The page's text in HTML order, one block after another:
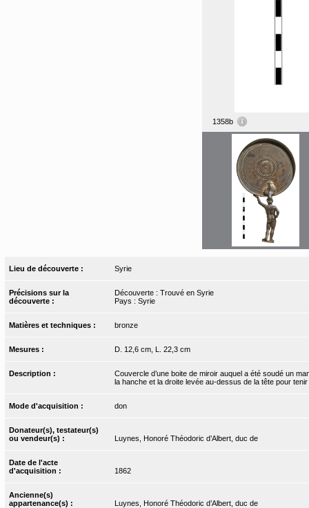
1358b
Lieu de découverte : Syrie
Précisions sur la
découverte :
Découverte : Trouvé en Syrie
Pays : Syrie
Matières et techniques : bronze
Mesures : D. 12,6 cm, L. 22,3 cm
Description :
Couvercle d’une boite de miroir auquel a été soudé un
la hanche et la droite levée au-dessus de la tête pour
Mode d'acquisition : don
Donateur(s), testateur(s)
ou vendeur(s) :
Luynes, Honoré Théodoric d’Albert, duc de
Date de l'acte
d'acquisition :
1862
Ancienne(s)
appartenance(s) :
Luynes, Honoré Théodoric d’Albert, duc de